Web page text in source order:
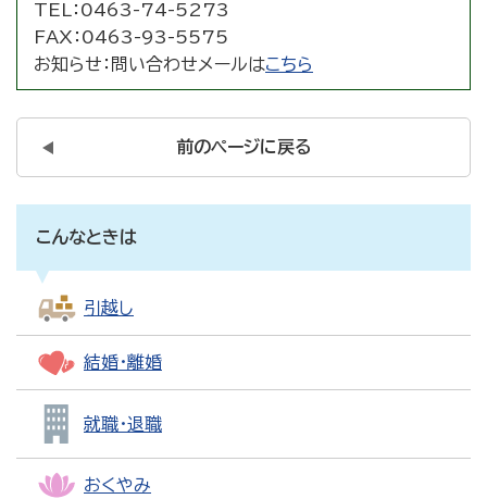
TEL： 0463-74-5273
FAX： 0463-93-5575
お知らせ： 問い合わせメールはこちら
前のページに戻る
こんなときは
引越し
結婚・離婚
就職・退職
おくやみ